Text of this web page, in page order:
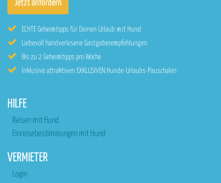
ECHTE Geheimtipps für Deinen Urlaub mit Hund
Liebevoll handverlesene Gastgeberempfehlungen
Bis zu 2 Geheimtipps pro Woche
Inklusive attraktiven EXKLUSIVEN Hunde-Urlaubs-Pauschalen
HILFE
Reisen mit Hund
Einreisebestimmungen mit Hund
VERMIETER
Login